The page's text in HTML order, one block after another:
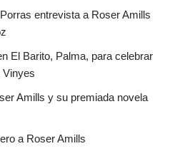
entrevista a Roser Amills
El Barito, Palma, para celebrar
Vinyes
Amills y su premiada novela
a Roser Amills